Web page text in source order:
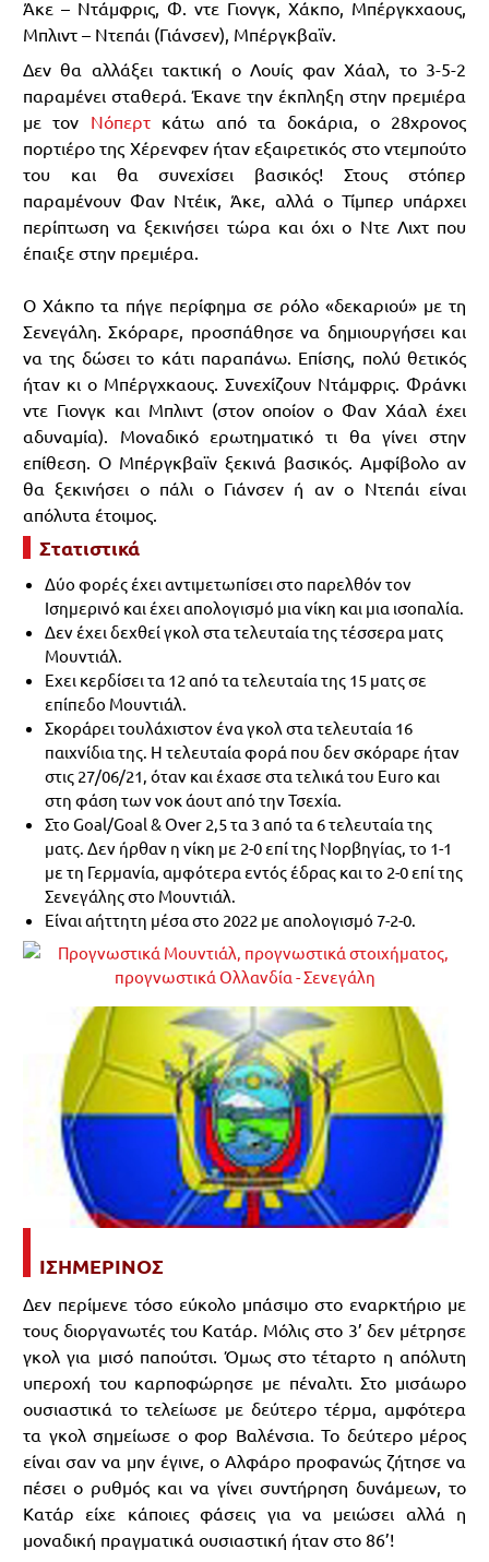
Άκε – Ντάμφρις, Φ. ντε Γιονγκ, Χάκπο, Μπέργκχαους,
Μπλιντ – Ντεπάι (Γιάνσεν), Μπέργκβαϊν.
Δεν θα αλλάξει τακτική ο Λουίς φαν Χάαλ, το 3-5-2
παραμένει σταθερά. Έκανε την έκπληξη στην πρεμιέρα
με τον Νόπερτκάτω από τα δοκάρια, ο 28χρονος
πορτιέρο της Χέρενφεν ήταν εξαιρετικός στο ντεμπούτο
του και θα συνεχίσει βασικός! Στους στόπερ
παραμένουν Φαν Ντέικ, Άκε, αλλά ο Τίμπερ υπάρχει
περίπτωση να ξεκινήσει τώρα και όχι ο Ντε Λιχτ που
έπαιξε στην πρεμιέρα.
Ο Χάκπο τα πήγε περίφημα σε ρόλο «δεκαριού» με τη
Σενεγάλη. Σκόραρε, προσπάθησε να δημιουργήσει και
να της δώσει το κάτι παραπάνω. Επίσης, πολύ θετικός
ήταν κι ο Μπέργχκαους. Συνεχίζουν Ντάμφρις. Φράνκι
ντε Γιονγκ και Μπλιντ (στον οποίον ο Φαν Χάαλ έχει
αδυναμία). Μοναδικό ερωτηματικό τι θα γίνει στην
επίθεση. Ο Μπέργκβαϊν ξεκινά βασικός. Αμφίβολο αν
θα ξεκινήσει ο πάλι ο Γιάνσεν ή αν ο Ντεπάι είναι
απόλυτα έτοιμος.
Στατιστικά
Δύο φορές έχει αντιμετωπίσει στο παρελθόν τον
Ισημερινό και έχει απολογισμό μια νίκη και μια ισοπαλία.
Δεν έχει δεχθεί γκολ στα τελευταία της τέσσερα ματς
Μουντιάλ.
Εχει κερδίσει τα 12 από τα τελευταία της 15 ματς σε
επίπεδο Μουντιάλ.
Σκοράρει τουλάχιστον ένα γκολ στα τελευταία 16
παιχνίδια της. Η τελευταία φορά που δεν σκόραρε ήταν
στις 27/06/21, όταν και έχασε στα τελικά του Euro και
στη φάση των νοκ άουτ από την Τσεχία.
Στο Goal/Goal & Over 2,5 τα 3 από τα 6 τελευταία της
ματς. Δεν ήρθαν η νίκη με 2-0 επί της Νορβηγίας, το 1-1
με τη Γερμανία, αμφότερα εντός έδρας και το 2-0 επί της
Σενεγάλης στο Μουντιάλ.
Είναι αήττητη μέσα στο 2022 με απολογισμό 7-2-0.
ΙΣΗΜΕΡΙΝΟΣ
Δεν περίμενε τόσο εύκολο μπάσιμο στο εναρκτήριο με
τους διοργανωτές του Κατάρ. Μόλις στο 3’ δεν μέτρησε
γκολ για μισό παπούτσι. Όμως στο τέταρτο η απόλυτη
υπεροχή του καρποφώρησε με πέναλτι. Στο μισάωρο
ουσιαστικά το τελείωσε με δεύτερο τέρμα, αμφότερα
τα γκολ σημείωσε ο φορ Βαλένσια. Το δεύτερο μέρος
είναι σαν να μην έγινε, ο Αλφάρο προφανώς ζήτησε να
πέσει ο ρυθμός και να γίνει συντήρηση δυνάμεων, το
Κατάρ είχε κάποιες φάσεις για να μειώσει αλλά η
μοναδική πραγματικά ουσιαστική ήταν στο 86’!